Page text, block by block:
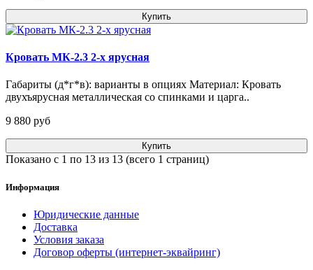
Купить
Кровать МК-2.3 2-х ярусная
Габариты (д*г*в): варианты в опциях Материал: Кровать
двухъярусная металлическая со спинками и царга..
9 880 pуб
Купить
Показано с 1 по 13 из 13 (всего 1 страниц)
Информация
Юридические данные
Доставка
Условия заказа
Договор оферты (интернет-эквайринг)